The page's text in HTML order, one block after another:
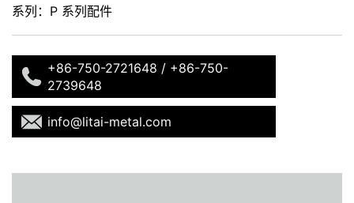
系列： P 系列配件
+86-750-2721648 / +86-750-
2739648
info@litai-metal.com